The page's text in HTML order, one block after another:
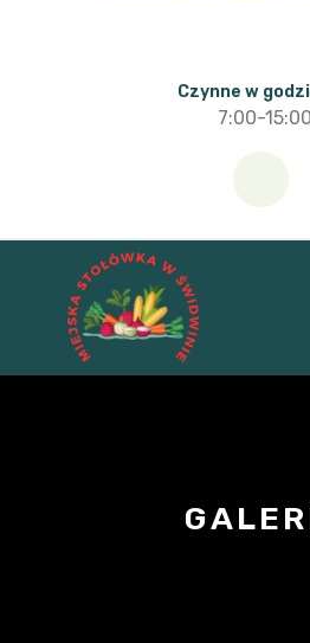
Czynne w
7:00-15:00